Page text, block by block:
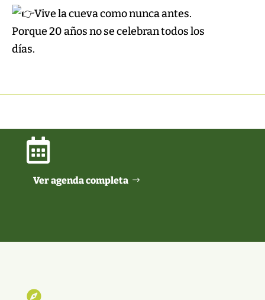
Vive la cueva como nunca antes.
Porque 20 años no se celebran todos los
días.

Ver agenda completa
